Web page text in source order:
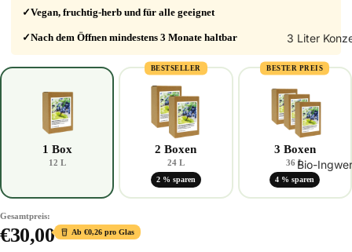
3 Liter
Bio-
✓Vegan, fruchtig-herb und für alle geeignet
✓Nach dem Öffnen mindestens 3 Monate haltbar
1 Box
12 L
BESTSELLER
2 Boxen
24 L
2 % sparen
BESTER PREIS
3 Boxen
36 L
4 % sparen
Gesamtpreis:
€30,00 Ab €0,26 pro Glas